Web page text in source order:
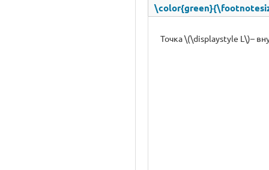
Точка \(\displaystyle L\)–